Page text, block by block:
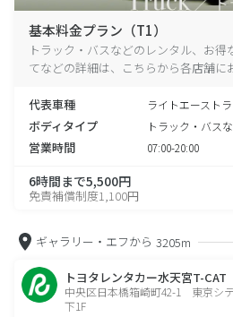
基本料金プラン（T1）
トラック・バスなどのレンタル、お
てなどの詳細は、こちらから各店舗に
代表車種 ライトエースト
ボディタイプ トラック・バス
営業時間 07:00-20:00
6時間まで5,500円
免責補償制度1,100円
ギャラリー・エフから 3205m
トヨタレンタカー水天宮T-CAT
中央区日本橋箱崎町42-1 東京シ
下1F